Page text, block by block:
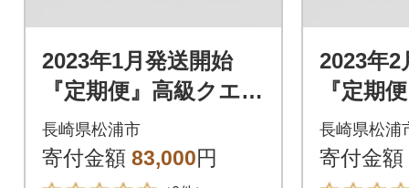
2023年1月発送開始
『定期便』高級クエと
高級とらふぐ「毎月
お届け」Aコース全3
回
長崎県松浦市
寄付金額 83,000円
2023年2
『定期
高級と
お届け
回
長崎県松浦
寄付金額